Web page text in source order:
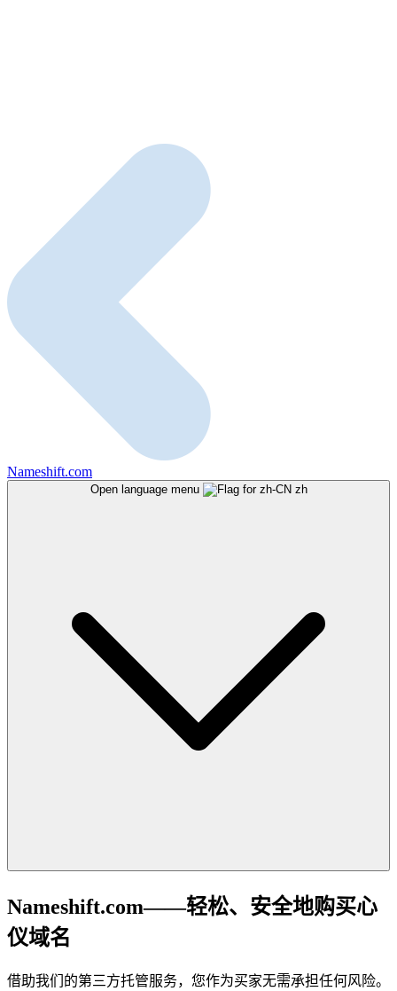
Nameshift.com
Open language menu zh
Nameshift.com——轻松、安全地购买心
仪域名
借助我们的第三方托管服务，您作为买家无需承担任何风险。